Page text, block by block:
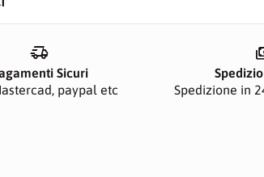
delivery_truck_speed
Sicuri
paypal etc
Spedizione in